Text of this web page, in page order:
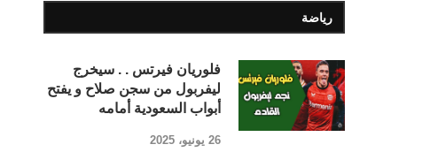
رياضة
فلوريان فيرتس . . سيخرج
ليفربول من سجن صلاح و يفتح
أبواب السعودية أمامه
26 يونيو، 2025